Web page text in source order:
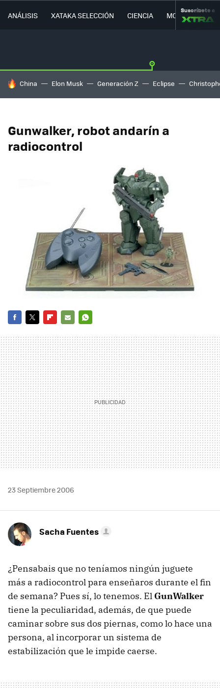
ANÁLISIS XATAKA SELECCIÓN CIENCIA MOVILIDAD
Suscríbete a
HOY SE HABLA DE
China Elon Musk Generación Z Eclipse
Gunwalker, robot andarín a
radiocontrol
MAIL
23 Septiembre 2006
Sacha Fuentes
¿Pensabais que no teníamos ningún juguete
más a radiocontrol para enseñaros durante el fin
de semana? Pues sí, lo tenemos. El GunWalker
tiene la peculiaridad, además, de que puede
caminar sobre sus dos piernas, como lo hace una
persona, al incorporar un sistema de
estabilización que le impide caerse.